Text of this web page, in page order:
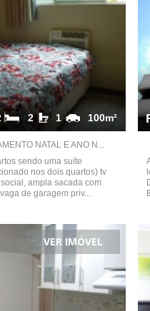
100m²
1
2
NATAL E ANO N...
sendo uma suíte
nos dois quartos) tv
ampla sacada com
de garagem priv...
VER IMÓVEL